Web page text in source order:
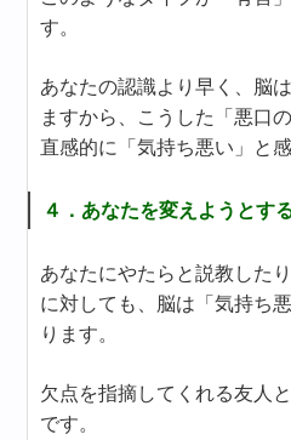
す。
あなたの認識より早く、脳
ますから、こうした「悪口
直感的に「気持ち悪い」と
４．あなたを変えようとす
あなたにやたらと説教した
に対しても、脳は「気持ち
ります。
欠点を指摘してくれる友人
です。